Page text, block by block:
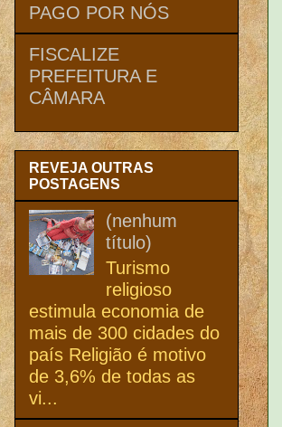
PAGO POR NÓS
FISCALIZE
PREFEITURA E
CÂMARA
REVEJA OUTRAS
POSTAGENS
(nenhum
título)
Turismo
religioso
estimula economia de
mais de 300 cidades do
país Religião é motivo
de 3,6% de todas as
vi...